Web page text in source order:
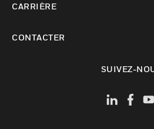
CARRIÈRE
CONTACTER
SUIVEZ-